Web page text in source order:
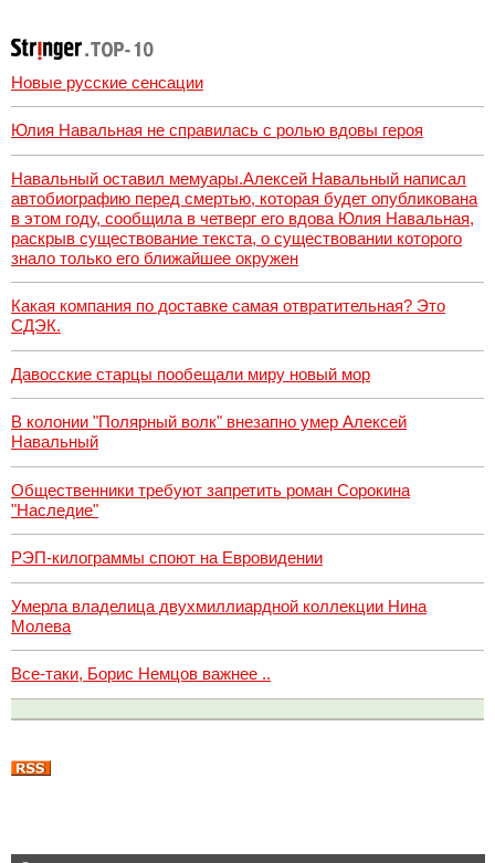
своим
дипломатам
Новые русские сенсации
Юлия Навальная не справилась с ролью вдовы героя
Навальный оставил мемуары.Алексей Навальный написал
автобиографию перед смертью, которая будет опубликована
в этом году, сообщила в четверг его вдова Юлия Навальная,
раскрыв существование текста, о существовании которого
знало только его ближайшее окружен
Какая компания по доставке самая отвратительная? Это
СДЭК.
Давосские старцы пообещали миру новый мор
В колонии "Полярный волк" внезапно умер Алексей
Навальный
Общественники требуют запретить роман Сорокина
"Наследие"
РЭП-килограммы споют на Евровидении
Умерла владелица двухмиллиардной коллекции Нина
Молева
Все-таки, Борис Немцов важнее ..